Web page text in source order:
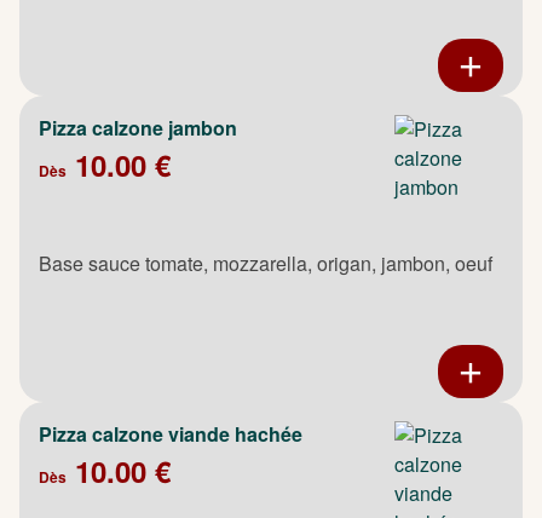
Pizza calzone jambon
Dès 10.00 €
Base sauce tomate, mozzarella, origan, jambon, oeuf
Pizza calzone viande hachée
Dès 10.00 €